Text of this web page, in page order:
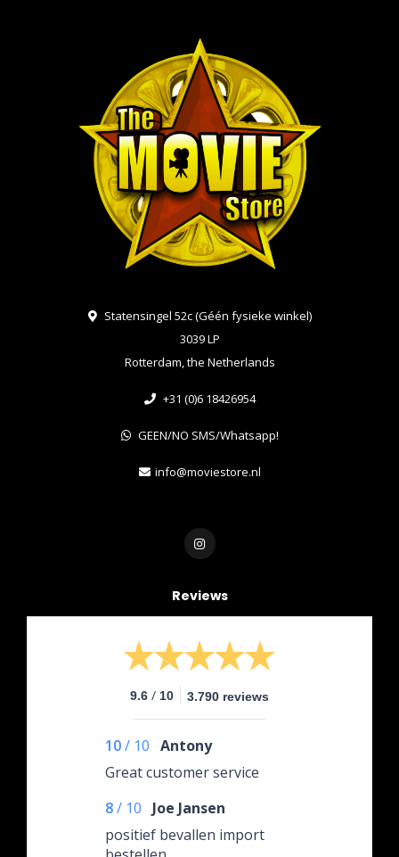
Statensingel 52c (Géén fysieke winkel)
3039 LP
Rotterdam, the Netherlands
+31 (0)6 18426954
GEEN/NO SMS/Whatsapp!
info@moviestore.nl
Reviews
9.6 / 10 3.790 reviews
10/ 10 Antony
Great customer service
8/ 10
Joe Jansen
positief bevallen import